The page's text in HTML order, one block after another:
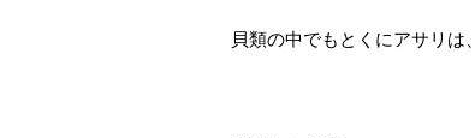
貝類の中でもとくにアサリは、